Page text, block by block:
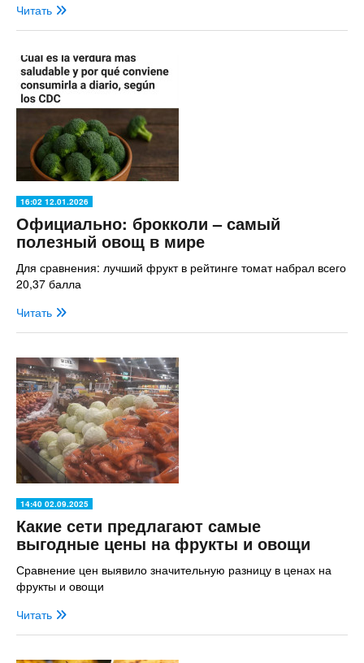
Читать
16:02 12.01.2026
Официально: брокколи – самый
полезный овощ в мире
Для сравнения: лучший фрукт в рейтинге томат набрал всего
20,37 балла
Читать
14:40 02.09.2025
Какие сети предлагают самые
выгодные цены на фрукты и овощи
Сравнение цен выявило значительную разницу в ценах на
фрукты и овощи
Читать